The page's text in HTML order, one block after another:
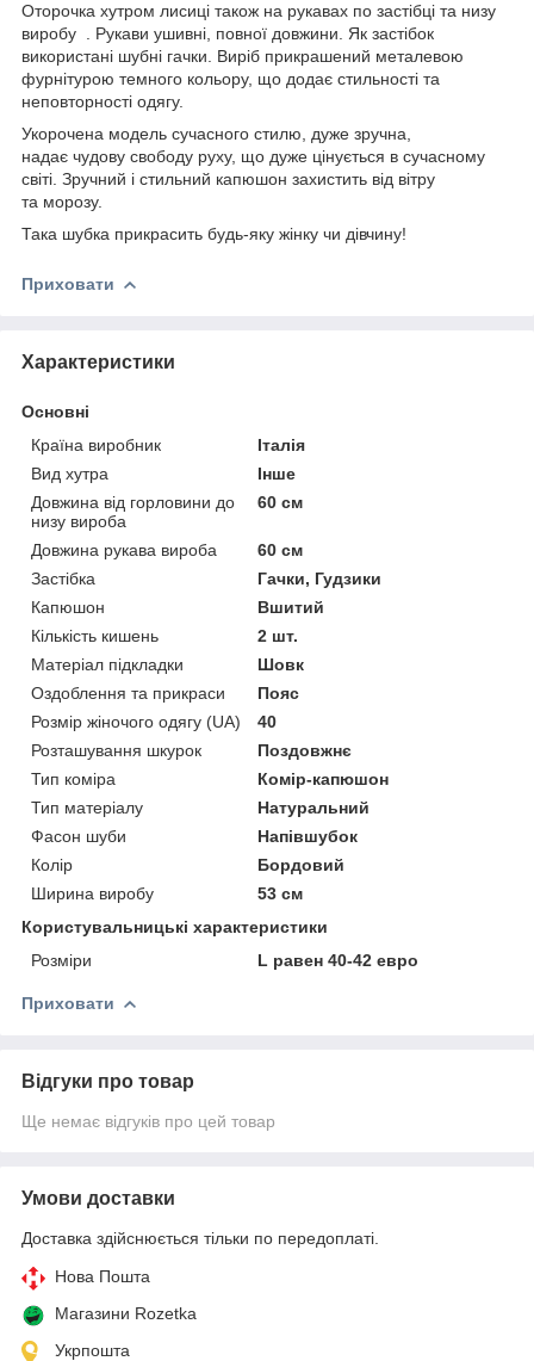
Оторочка хутром лисиці також на рукавах по застібці та низу
виробу . Рукави ушивні, повної довжини. Як застібок
використані шубні гачки. Виріб прикрашений металевою
фурнітурою темного кольору, що додає стильності та
неповторності одягу.
Укорочена модель сучасного стилю, дуже зручна,
надає чудову свободу руху, що дуже цінується в сучасному
світі. Зручний і стильний капюшон захистить від вітру
та морозу.
Така шубка прикрасить будь-яку жінку чи дівчину!
Приховати
Характеристики
Основні
Країна виробник
Італія
Вид хутра
Інше
Довжина від горловини до
низу вироба
60 см
Довжина рукава вироба
60 см
Застібка
Гачки, Гудзики
Капюшон
Вшитий
Кількість кишень
2 шт.
Матеріал підкладки
Шовк
Оздоблення та прикраси
Пояс
Розмір жіночого одягу (UA)
40
Розташування шкурок
Поздовжнє
Тип коміра
Комір-капюшон
Тип матеріалу
Натуральний
Фасон шуби
Напівшубок
Колір
Бордовий
Ширина виробу
53 см
Користувальницькі характеристики
Розміри
L равен 40-42 евро
Приховати
Відгуки про товар
Ще немає відгуків про цей товар
Умови доставки
Доставка здійснюється тільки по передоплаті.
Нова Пошта
Магазини Rozetka
Укрпошта